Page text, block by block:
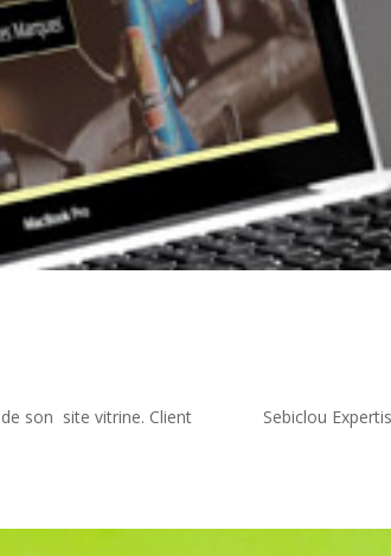
de son site vitrine. Client Sebiclou